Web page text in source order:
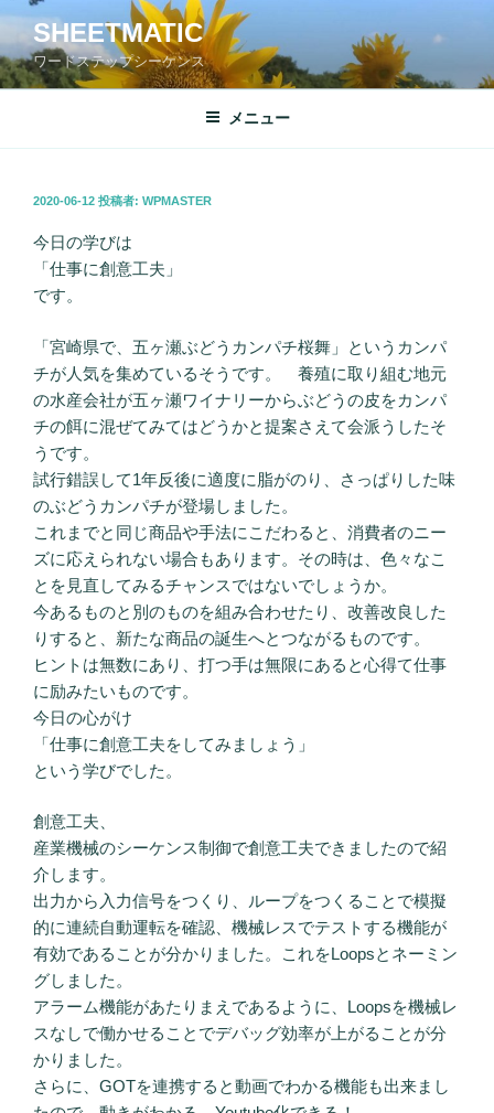
テ
ン
へ
SHEETMATIC
ワードステップシーケンス
メニュー
投
日:
2020-06-12 投稿者: WPMASTER
今日の学びは
「仕事に創意工夫」
です。
「宮崎県で、五ヶ瀬ぶどうカンパチ桜舞」というカンパ
チが人気を集めているそうです。 養殖に取り組む地元
の水産会社が五ヶ瀬ワイナリーからぶどうの皮をカンパ
チの餌に混ぜてみてはどうかと提案さえて会派うしたそ
うです。
試行錯誤して1年反後に適度に脂がのり、さっぱりした味
のぶどうカンパチが登場しました。
これまでと同じ商品や手法にこだわると、消費者のニー
ズに応えられない場合もあります。その時は、色々なこ
とを見直してみるチャンスではないでしょうか。
今あるものと別のものを組み合わせたり、改善改良した
りすると、新たな商品の誕生へとつながるものです。
ヒントは無数にあり、打つ手は無限にあると心得て仕事
に励みたいものです。
今日の心がけ
「仕事に創意工夫をしてみましょう」
という学びでした。
創意工夫、
産業機械のシーケンス制御で創意工夫できましたので紹
介します。
出力から入力信号をつくり、ループをつくることで模擬
的に連続自動運転を確認、機械レスでテストする機能が
有効であることが分かりました。これをLoopsとネーミン
グしました。
アラーム機能があたりまえであるように、Loopsを機械レ
スなしで働かせることでデバッグ効率が上がることが分
かりました。
さらに、GOTを連携すると動画でわかる機能も出来まし